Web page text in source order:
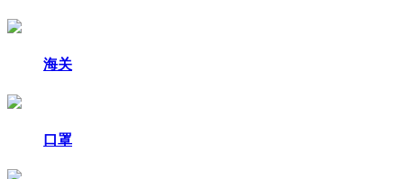
海关
口罩